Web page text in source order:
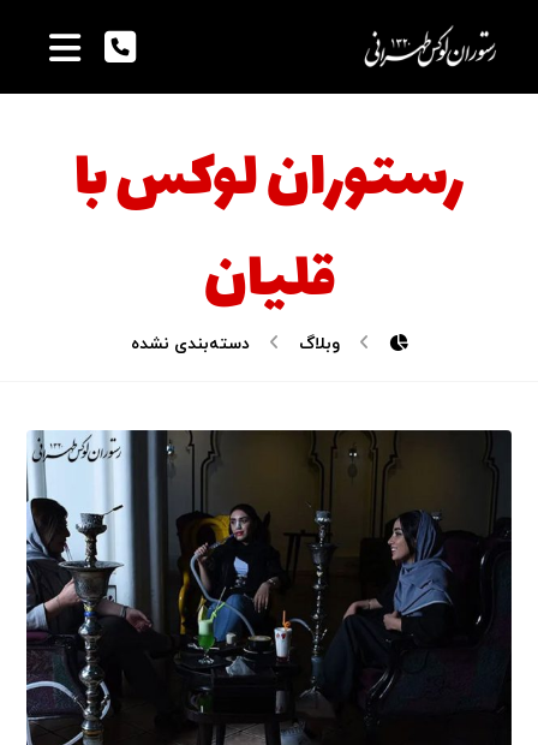
رستوران لوکس با
قلیان
وبلاگ دسته‌بندی نشده